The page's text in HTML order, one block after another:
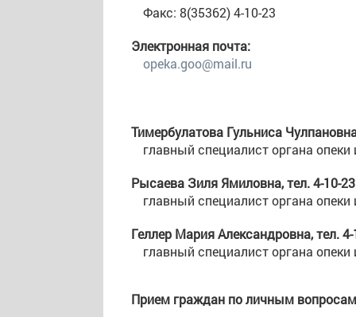
Факс: 8(35362) 4-10-23
Электронная почта:
opeka.goo@mail.ru
Тимербулатова Гульниса
главный специалист органа опеки
Рысаева Зиля Ямиловна, тел. 4-10-23
главный специалист органа опеки
Геллер Мария Александровна, тел. 4-
главный специалист органа опеки
Прием граждан по личным